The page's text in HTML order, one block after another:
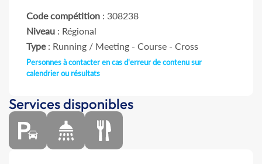
Code compétition : 308238
Niveau : Régional
Type: Running / Meeting - Course - Cross
Personnes à contacter en cas d'erreur de contenu sur
calendrier ou résultats
Services disponibles